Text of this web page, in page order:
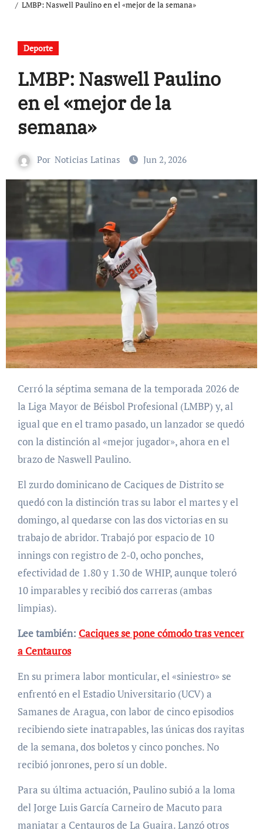
LMBP: Naswell Paulino en el «mejor de la semana»
Deporte
LMBP: Naswell Paulino
en el «mejor de la
semana»
Por Noticias Latinas Jun 2, 2026
Cerró la séptima semana de la temporada 2026 de
la Liga Mayor de Béisbol Profesional (LMBP) y, al
igual que en el tramo pasado, un lanzador se quedó
con la distinción al «mejor jugador», ahora en el
brazo de Naswell Paulino.
El zurdo dominicano de Caciques de Distrito se
quedó con la distinción tras su labor el martes y el
domingo, al quedarse con las dos victorias en su
trabajo de abridor. Trabajó por espacio de 10
innings con registro de 2-0, ocho ponches,
efectividad de 1.80 y 1.30 de WHIP, aunque toleró
10 imparables y recibió dos carreras (ambas
limpias).
Lee también: Caciques se pone cómodo tras vencer
a Centauros
En su primera labor monticular, el «siniestro» se
enfrentó en el Estadio Universitario (UCV) a
Samanes de Aragua, con labor de cinco episodios
recibiendo siete inatrapables, las únicas dos rayitas
de la semana, dos boletos y cinco ponches. No
recibió jonrones, pero sí un doble.
Para su última actuación, Paulino subió a la loma
del Jorge Luis García Carneiro de Macuto para
maniatar a Centauros de La Guaira. Lanzó otros